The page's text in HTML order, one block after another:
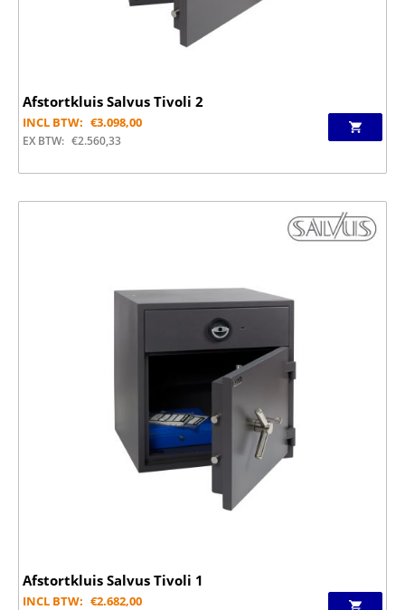
Afstortkluis Salvus Tivoli 2
INCL BTW: €3.098,00
EX BTW: €2.560,33
Afstortkluis Salvus Tivoli 1
INCL BTW: €2.682,00